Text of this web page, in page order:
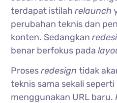
terdapat istilahrelaunch
perubahan teknis dan
konten. Sedangkan
benar berfokus pada
Prosesredesigntidak
teknis sama sekali
menggunakan URL baru.